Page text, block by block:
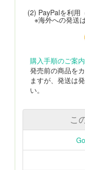
(2) PayPalを利用
※海外への発送
購入手順のご案内
発売前の商品を
ますが、発送は
い。
こ